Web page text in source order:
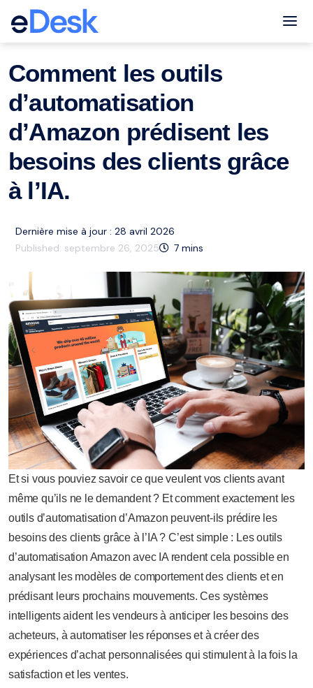
eCommerce Support Central Ressources
Comment les outils
d’automatisation
d’Amazon prédisent les
besoins des clients grâce
à l’IA.
Dernière mise à jour : 28 avril 2026
Published: septembre 26, 2025 7 mins
Et si vous pouviez savoir ce que veulent vos clients avant
même qu’ils ne le demandent ? Et comment exactement les
outils d’automatisation d’Amazon peuvent-ils prédire les
besoins des clients grâce à l’IA ? C’est simple : Les outils
d’automatisation Amazon avec IA rendent cela possible en
analysant les modèles de comportement des clients et en
prédisant leurs prochains mouvements. Ces systèmes
intelligents aident les vendeurs à anticiper les besoins des
acheteurs, à automatiser les réponses et à créer des
expériences d’achat personnalisées qui stimulent à la fois la
satisfaction et les ventes.